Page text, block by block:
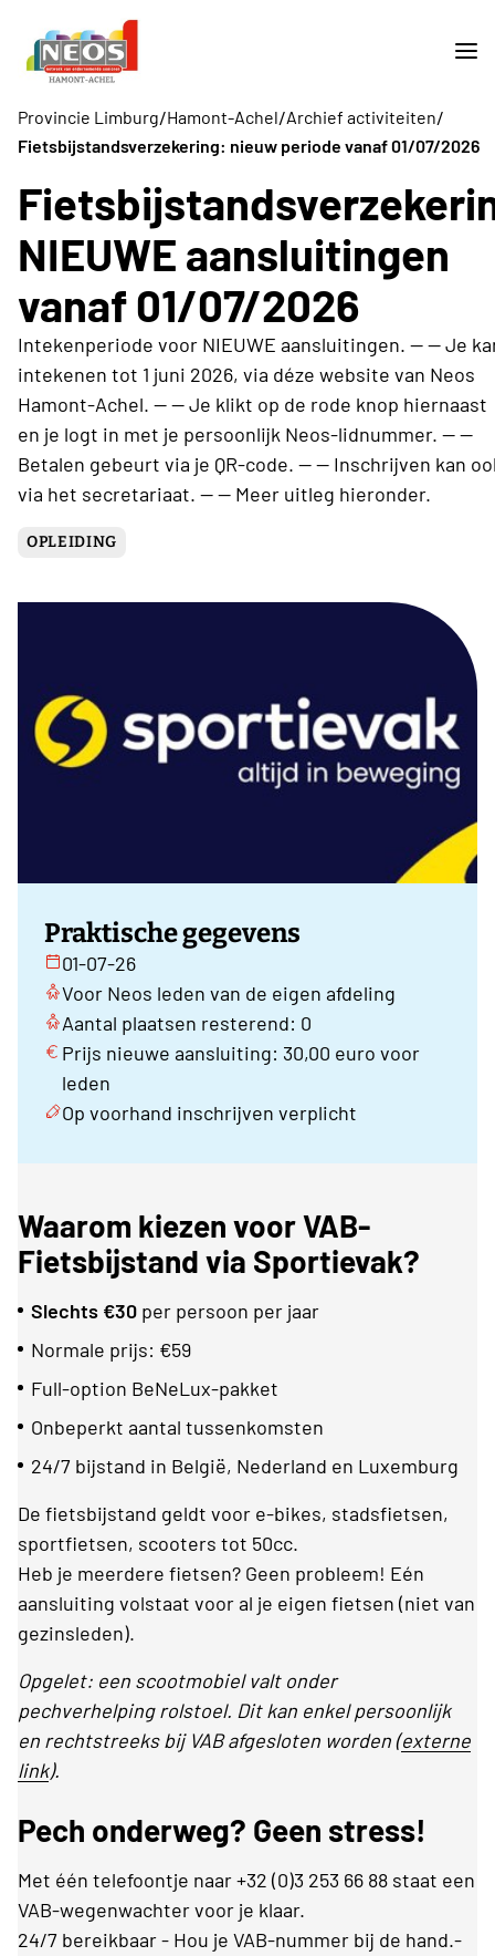
Provincie Limburg/Hamont-Achel/Archief activiteiten/
Fietsbijstandsverzekering: nieuw periode vanaf 01/07/2026
NIEUWE aansluitingen
vanaf 01/07/2026
Intekenperiode voor NIEUWE aansluitingen. -- -- Je
intekenen tot 1 juni 2026, via déze website van Neos
Hamont-Achel. -- -- Je klikt op de rode knop hiernaast
en je logt in met je persoonlijk Neos-lidnummer. -- --
Betalen gebeurt via je QR-code. -- -- Inschrijven kan
via het secretariaat. -- -- Meer uitleg hieronder.
OPLEIDING
Praktische gegevens
01-07-26
Voor Neos leden van de eigen afdeling
Aantal plaatsen resterend: 0
Prijs nieuwe aansluiting: 30,00 euro voor
leden
Op voorhand inschrijven verplicht
Waarom kiezen voor VAB-
Fietsbijstand via Sportievak?
Slechts €30 per persoon per jaar
Normale prijs: €59
Full-option BeNeLux-pakket
Onbeperkt aantal tussenkomsten
24/7 bijstand in België, Nederland en Luxemburg
De fietsbijstand geldt voor e-bikes, stadsfietsen,
sportfietsen, scooters tot 50cc.
Heb je meerdere fietsen? Geen probleem! Eén
aansluiting volstaat voor al je eigen fietsen (niet van
gezinsleden).
Opgelet: een scootmobiel valt onder
pechverhelping rolstoel. Dit kan enkel persoonlijk
en rechtstreeks bij VAB afgesloten worden (externe
link).
Pech onderweg? Geen stress!
Met één telefoontje naar +32 (0)3 253 66 88 staat een
VAB-wegenwachter voor je klaar.
24/7 bereikbaar - Hou je VAB-nummer bij de hand.-